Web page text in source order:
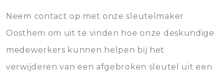
Neem contact op met onze sleutelmaker
Oosthem om uit te vinden hoe onze deskundige
medewerkers kunnen helpen bij het
verwijderen van een afgebroken sleutel uit een